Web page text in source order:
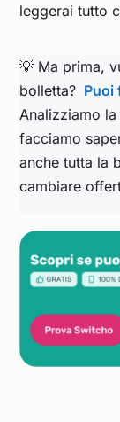
leggerai tutto
💡 Ma prima,
bolletta? Puoi
Analizziamo
facciamo
anche tutta la
cambiare